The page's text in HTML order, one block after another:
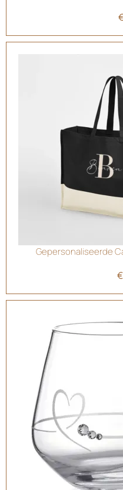
€
Gepersonaliseerde
€